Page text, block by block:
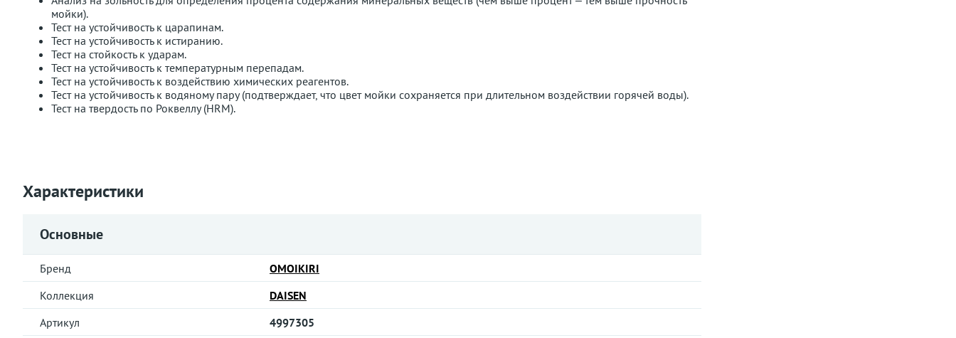
мойки).
Тест на устойчивость к царапинам.
Тест на устойчивость к истиранию.
Тест на стойкость к ударам.
Тест на устойчивость к температурным перепадам.
Тест на устойчивость к воздействию химических реагентов.
Тест на устойчивость к водяному пару (подтверждает, что цвет мойки сохраняется при длительном воздействии горячей воды).
Тест на твердость по Роквеллу (HRM).
Характеристики
Основные
Бренд
OMOIKIRI
Коллекция
DAISEN
Артикул
4997305